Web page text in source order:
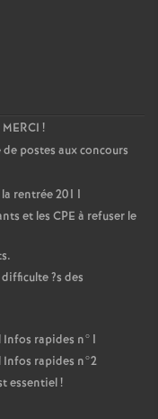
MERCI !
postes aux concours
rentrée 2011
et les CPE à refuser le
difficulte?s des
rapides n°1
Infos rapides n°2
essentiel!